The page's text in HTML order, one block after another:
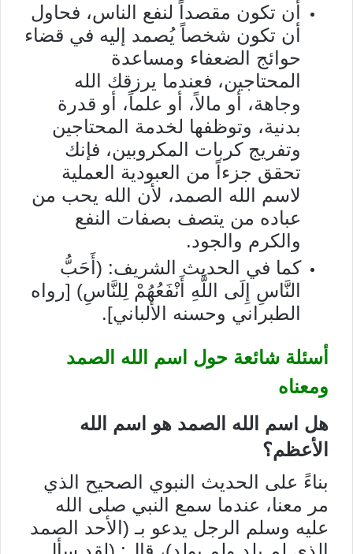
أن تكون مقصداً لنفع الناس، فحاول
أن تكون شخصاً يُصمد إليه في قضاء
حوائج الضعفاء ومساعدة
المحتاجين، فعندما يرزقك الله
وجاهة، أو مالاً، أو علماً، أو قدرة
بدنية، وتوظفها لخدمة المحتاجين
وتفريج كربات المكروبين، فإنك
تحقق جزءاً من العبودية العملية
لاسم الله الصمد، لأن الله يحب من
عباده من يتصف بصفات النفع
والكرم والجود.
كما في الحديث الشريف: (أَحَبُّ
النَّاسِ إِلَى اللَّهِ أَنْفَعُهُمْ لِلنَّاسِ) [رواه
الطبراني وحسنه الألباني].
أسئلة شائعة حول اسم الله الصمد
ومعناه
هل اسم الله الصمد هو اسم الله
الأعظم؟
بناءً على الحديث النبوي الصحيح الذي
مر معنا، عندما سمع النبي صلى الله
عليه وسلم الرجل يدعو بـ (الأحد الصمد